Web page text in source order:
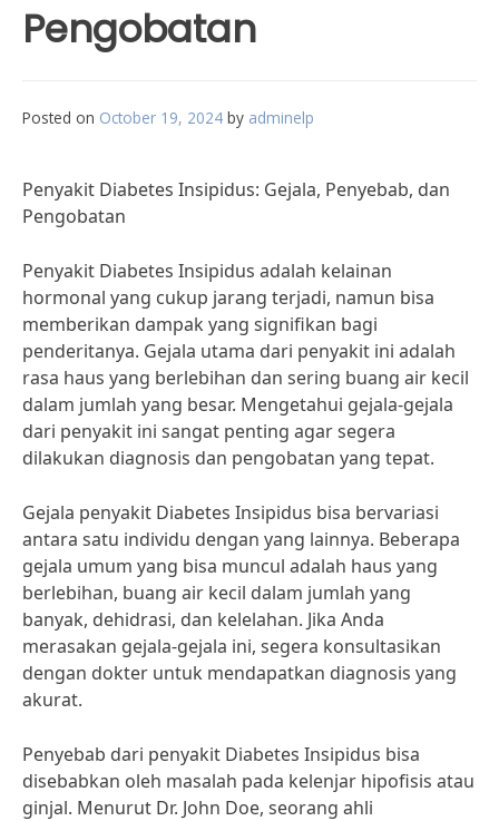
Pengobatan
Posted on October 19, 2024 by adminelp
Penyakit Diabetes Insipidus: Gejala, Penyebab, dan
Pengobatan
Penyakit Diabetes Insipidus adalah kelainan
hormonal yang cukup jarang terjadi, namun bisa
memberikan dampak yang signifikan bagi
penderitanya. Gejala utama dari penyakit ini adalah
rasa haus yang berlebihan dan sering buang air kecil
dalam jumlah yang besar. Mengetahui gejala-gejala
dari penyakit ini sangat penting agar segera
dilakukan diagnosis dan pengobatan yang tepat.
Gejala penyakit Diabetes Insipidus bisa bervariasi
antara satu individu dengan yang lainnya. Beberapa
gejala umum yang bisa muncul adalah haus yang
berlebihan, buang air kecil dalam jumlah yang
banyak, dehidrasi, dan kelelahan. Jika Anda
merasakan gejala-gejala ini, segera konsultasikan
dengan dokter untuk mendapatkan diagnosis yang
akurat.
Penyebab dari penyakit Diabetes Insipidus bisa
disebabkan oleh masalah pada kelenjar hipofisis atau
ginjal. Menurut Dr. John Doe, seorang ahli